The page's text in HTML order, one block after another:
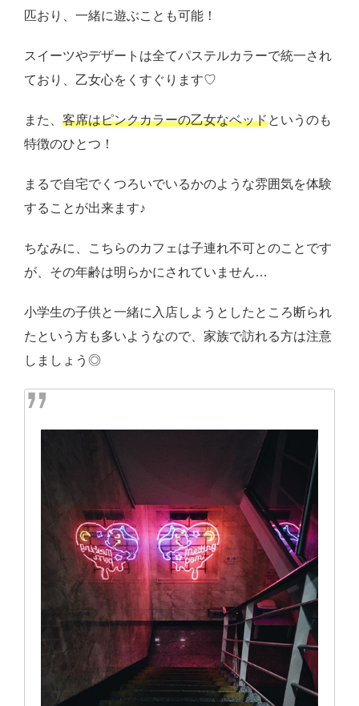
匹おり、一緒に遊ぶことも可能！
スイーツやデザートは全てパステルカラーで統一され
ており、乙女心をくすぐります♡
また、 客席はピンクカラーの乙女なベッドというのも
特徴のひとつ！
まるで自宅でくつろいでいるかのような雰囲気を体験
することが出来ます♪
ちなみに、こちらのカフェは子連れ不可とのことです
が、その年齢は明らかにされていません…
小学生の子供と一緒に入店しようとしたところ断られ
たという方も多いようなので、家族で訪れる方は注意
しましょう◎